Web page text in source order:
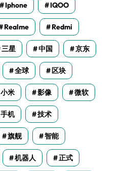
Iphone IQOO
Realme Redmi
三星 中国 京东
全球 区块
小米 影像 微软
手机 技术
旗舰 智能
机器人 正式